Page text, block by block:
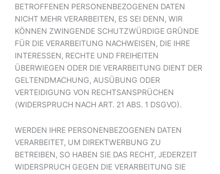
BETROFFENEN PERSONENBEZOGENEN DATEN
NICHT MEHR VERARBEITEN, ES SEI DENN, WIR
KÖNNEN ZWINGENDE SCHUTZWÜRDIGE GRÜNDE
FÜR DIE VERARBEITUNG NACHWEISEN, DIE IHRE
INTERESSEN, RECHTE UND FREIHEITEN
ÜBERWIEGEN ODER DIE VERARBEITUNG DIENT DER
GELTENDMACHUNG, AUSÜBUNG ODER
VERTEIDIGUNG VON RECHTSANSPRÜCHEN
(WIDERSPRUCH NACH ART. 21 ABS. 1 DSGVO).
WERDEN IHRE PERSONENBEZOGENEN DATEN
VERARBEITET, UM DIREKTWERBUNG ZU
BETREIBEN, SO HABEN SIE DAS RECHT, JEDERZEIT
WIDERSPRUCH GEGEN DIE VERARBEITUNG SIE